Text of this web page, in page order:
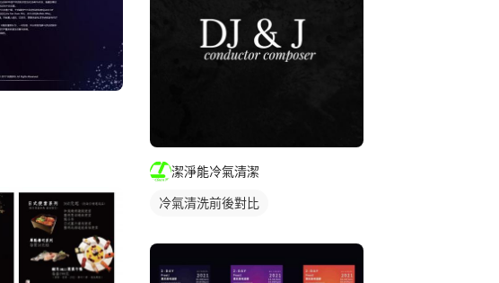
潔淨能冷氣清潔
冷氣清洗前後對比